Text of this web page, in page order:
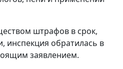
штрафов в срок,
инспекция обратилась в
заявлением.